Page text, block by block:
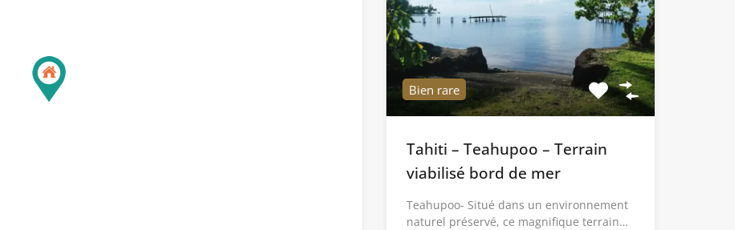
Bien rare
Tahiti – Teahupoo – Terrain
viabilisé bord de mer
Teahupoo- Situé dans un environnement
naturel préservé, ce magnifique terrain…